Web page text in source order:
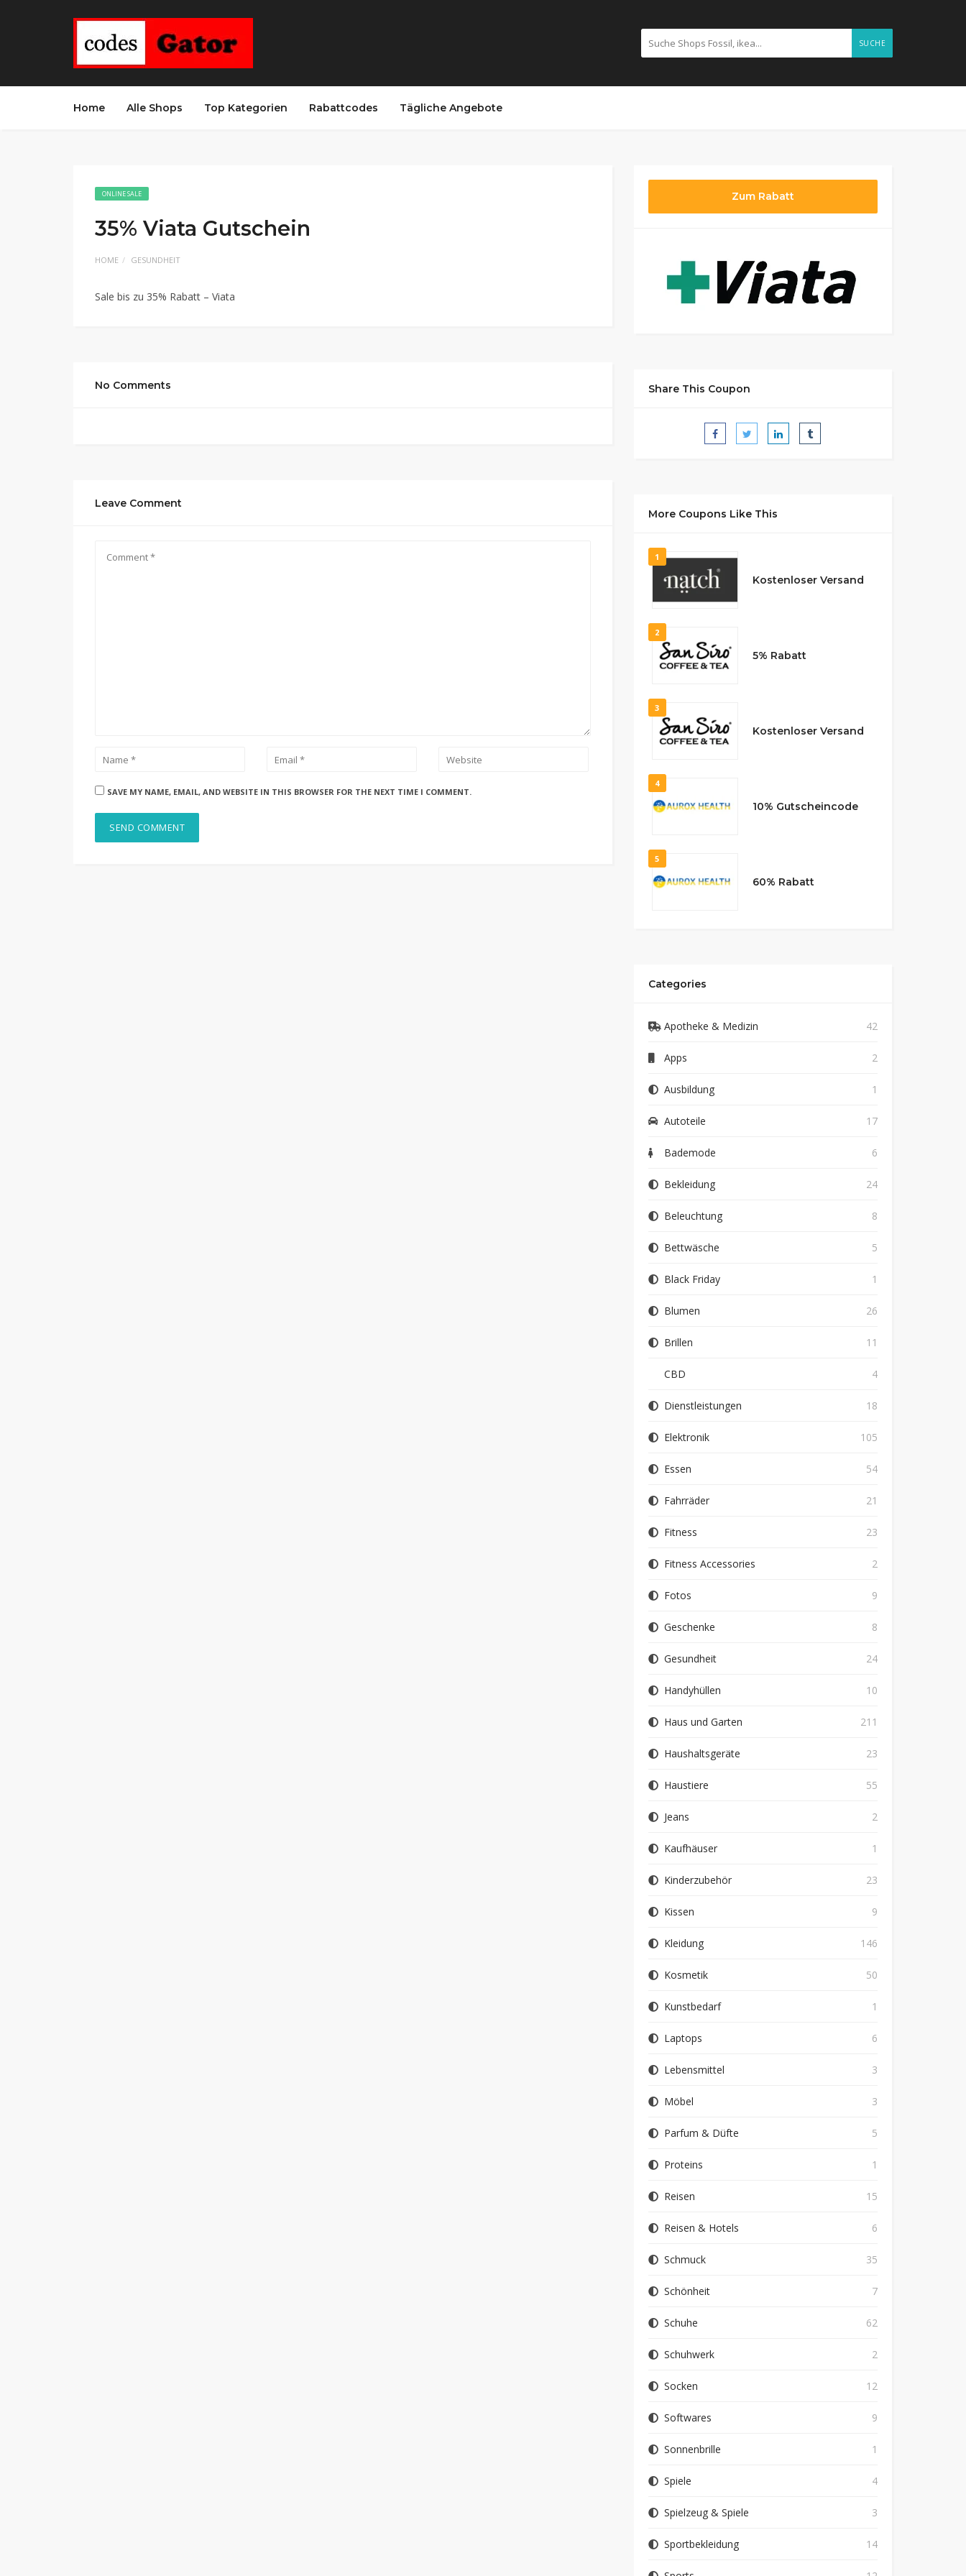
SUCHE
Home Alle Shops Top Kategorien Rabattcodes Tägliche Angebote
ONLINE SALE
35% Viata Gutschein
HOME GESUNDHEIT
Sale bis zu 35% Rabatt – Viata
No Comments
Leave Comment
SAVE MY NAME, EMAIL, AND WEBSITE IN THIS BROWSER FOR THE NEXT TIME I COMMENT.
Zum Rabatt
Share This Coupon
More Coupons Like This
1
Kostenloser Versand
2
5% Rabatt
3
Kostenloser Versand
4
10% Gutscheincode
5
60% Rabatt
Categories
Apotheke & Medizin 42
Apps 2
Ausbildung 1
Autoteile 17
Bademode 6
Bekleidung 24
Beleuchtung 8
Bettwäsche 5
Black Friday 1
Blumen 26
Brillen 11
CBD 4
Dienstleistungen 18
Elektronik 105
Essen 54
Fahrräder 21
Fitness 23
Fitness Accessories 2
Fotos 9
Geschenke 8
Gesundheit 24
Handyhüllen 10
Haus und Garten 211
Haushaltsgeräte 23
Haustiere 55
Jeans 2
Kaufhäuser 1
Kinderzubehör 23
Kissen 9
Kleidung 146
Kosmetik 50
Kunstbedarf 1
Laptops 6
Lebensmittel 3
Möbel 3
Parfum & Düfte 5
Proteins 1
Reisen 15
Reisen & Hotels 6
Schmuck 35
Schönheit 7
Schuhe 62
Schuhwerk 2
Socken 12
Softwares 9
Sonnenbrille 1
Spiele 4
Spielzeug & Spiele 3
Sportbekleidung 14